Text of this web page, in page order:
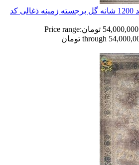
فرش ماشینی افرند 1200 شانه گل برجسته زمینه ذغالی کد
54,000,000 تومانPrice range: